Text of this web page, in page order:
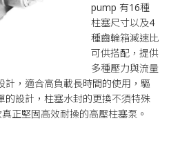
pump 有16種
柱塞尺寸以及4
種齒輪箱減速比
可供搭配，提供
多種壓力與流量
計，適合高負載長時間的使用，驅
的設計，柱塞水封的更換不須特殊
正堅固高效耐操的高壓柱塞泵。